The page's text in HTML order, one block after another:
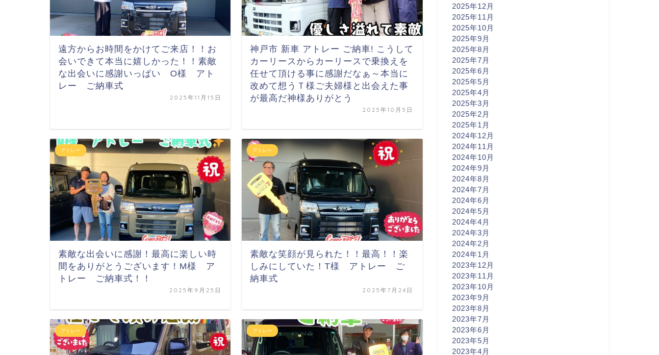
遠方からお時間をかけてご来店！！お
会いできて本当に嬉しかった！！素敵
な出会いに感謝いっぱい O様 アト
レー ご納車式
2025年11月15日
神戸市 新車 アトレー ご納車! こうして
カーリースから カーリースで乗換えを
任せて頂ける事に感謝だなぁ～本当に
改めて想う Ｔ様ご夫婦様と出会えた事
が最高だ神様ありがとう
2025年10月5日
アトレー
素敵な出会いに感謝！最高に楽しい時
間をありがとうございます！M様 ア
トレー ご納車式！！
2025年9月25日
アトレー
素敵な笑顔が見られた！！最高！！楽
しみにしていた！T様 アトレー ご
納車式
2025年7月24日
アトレー アトレー
2025年12月
2025年11月
2025年10月
2025年9月
2025年8月
2025年7月
2025年6月
2025年5月
2025年4月
2025年3月
2025年2月
2025年1月
2024年12月
2024年11月
2024年10月
2024年9月
2024年8月
2024年7月
2024年6月
2024年5月
2024年4月
2024年3月
2024年2月
2024年1月
2023年12月
2023年11月
2023年10月
2023年9月
2023年8月
2023年7月
2023年6月
2023年5月
2023年4月